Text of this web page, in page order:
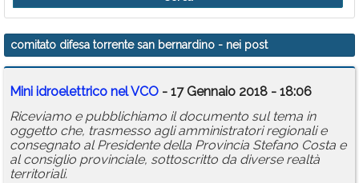
Rubriche
Calendario
Annunci
comitato difesa torrente san bernardino - nei post
Mini idroelettrico nel VCO - 17 Gennaio 2018 - 18:06
Riceviamo e pubblichiamo il documento sul tema in
oggetto che, trasmesso agli amministratori regionali e
consegnato al Presidente della Provincia Stefano Costa e
al consiglio provinciale, sottoscritto da diverse realtà
territoriali.